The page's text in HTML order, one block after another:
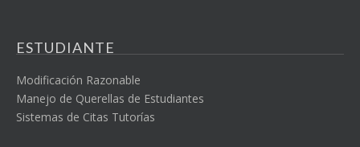
ESTUDIANTE
Modificación Razonable
Manejo de Querellas de Estudiantes
Sistemas de Citas Tutorías